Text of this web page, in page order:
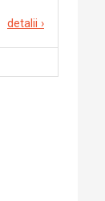
detalii ›